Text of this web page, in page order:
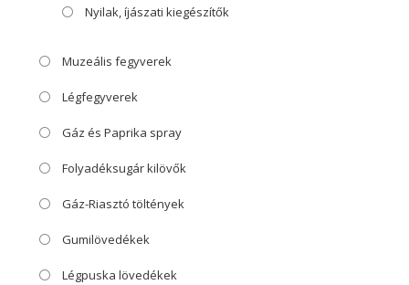
Nyilak, íjászati kiegészítők
Muzeális fegyverek
Légfegyverek
Gáz és Paprika spray
Folyadéksugár kilövők
Gáz-Riasztó töltények
Gumilövedékek
Légpuska lövedékek